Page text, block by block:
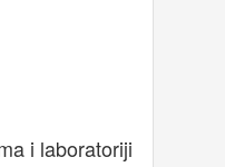
i laboratoriji